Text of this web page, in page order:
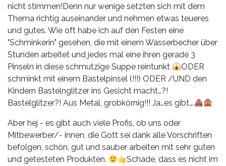
nicht stimmen!Denn nur wenige setzten sich mit dem
Thema richtig auseinander und nehmen etwas teueres
und gutes. Wie oft habe ich auf den Festen eine
"Schminkerin" gesehen, die mit einem Wasserbecher über
Stunden arbeitet und jedes mal eine ihren gerade 3
Pinseln in diese schmutzige Suppe reintunkt
ODER
schminkt mit einem Bastelpinsel (!!!) ODER /UND den
Kindern Bastelnglitzer ins Gesicht macht…?!
Bastelglitzer?! Aus Metal, grobkörnig!!! Ja…es gibt….
Aber hej - es gibt auch viele Profis, ob uns oder
Mitbewerber/- innen, die Gott sei dank alle Vorschriften
befolgen, schön, gut und sauber arbeiten mit sehr guten
und getesteten Produkten.
Schade, dass es nicht im